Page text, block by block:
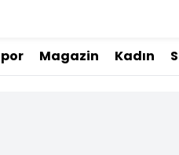
Magazin Kadın